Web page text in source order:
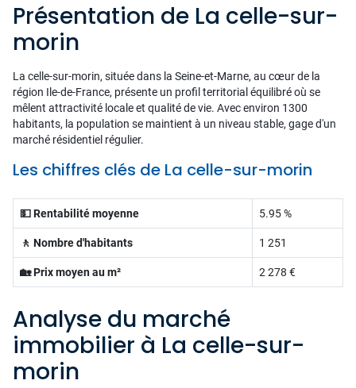
Présentation de La celle-sur-
morin
La celle-sur-morin, située dans la Seine-et-Marne, au cœur de la
région Ile-de-France, présente un profil territorial équilibré où se
mêlent attractivité locale et qualité de vie. Avec environ 1300
habitants, la population se maintient à un niveau stable, gage d'un
marché résidentiel régulier.
Les chiffres clés de La celle-sur-morin
💵 Rentabilité moyenne 5.95 %
🚶 Nombre d'habitants 1 251
🏡 Prix moyen au m² 2 278 €
Analyse du marché
immobilier à La celle-sur-
morin